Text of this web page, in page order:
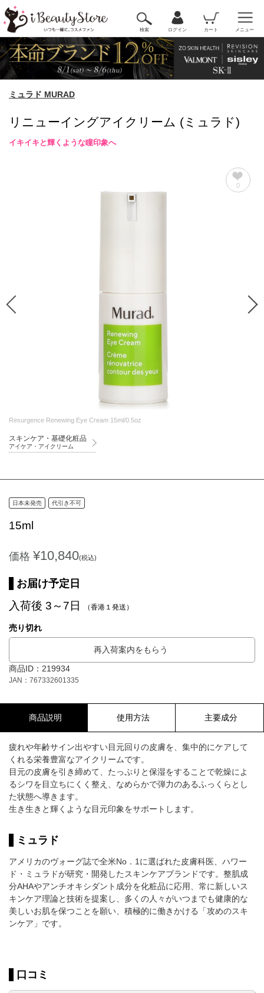
検索 ログイン カート メニュー
ミュラド MURAD
リニューイングアイクリーム (ミュラド)
イキイキと輝くような瞳印象へ
0
Resurgence Renewing Eye Cream 15ml/0.5oz
スキンケア・基礎化粧品
アイケア・アイクリーム
日本未発売 代引き不可
15ml
価格 ¥10,840(税込)
お届け予定日
入荷後 3～7日 （香港１発送）
売り切れ
再入荷案内をもらう
商品ID：219934
JAN：767332601335
商品説明 使用方法 主要成分
疲れや年齢サイン出やすい目元回りの皮膚を、集中的にケアして
くれる栄養豊富なアイクリームです。
目元の皮膚を引き締めて、たっぷりと保湿をすることで乾燥によ
るシワを目立ちにくく整え、なめらかで弾力のあるふっくらとし
た状態へ導きます。
生き生きと輝くような目元印象をサポートします。
ミュラド
アメリカのヴォーグ誌で全米No．1に選ばれた皮膚科医、ハワー
ド・ミュラドが研究・開発したスキンケアブランドです。整肌成
分AHAやアンチオキシダント成分を化粧品に応用、常に新しいス
キンケア理論と技術を提案し、多くの人々がいつまでも健康的な
美しいお肌を保つことを願い、積極的に働きかける「攻めのスキ
ンケア」です。
口コミ